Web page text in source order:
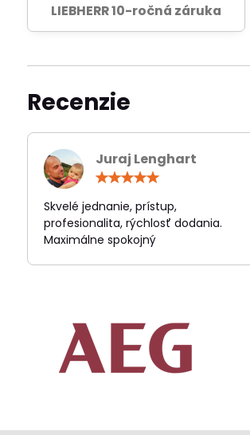
LIEBHERR 10-ročná záruka
Recenzie
Juraj Lenghart
Skvelé jednanie, prístup,
profesionalita, rýchlosť dodania.
Maximálne spokojný